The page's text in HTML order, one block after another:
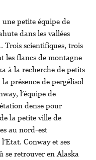
petite équipe de
dans les vallées
Trois scientifiques, trois
les flancs de montagne
à la recherche de petits
présence de pergélisol
l’équipe de
dense pour
la petite ville de
au nord-est
Conway et ses
se retrouver en Alaska